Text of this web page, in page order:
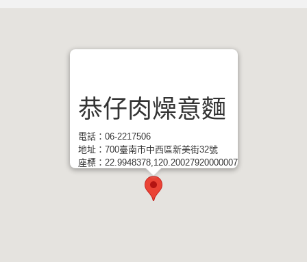
恭仔肉燥意麵
電話：06-2217506
地址：700臺南市中西區新美街32號
座標：22.9948378,120.20027920000007